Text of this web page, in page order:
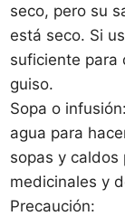
seco, pero su
está seco. Si
suficiente para
guiso.
Sopa o
agua para
sopas y
medicinales y
Precaución: